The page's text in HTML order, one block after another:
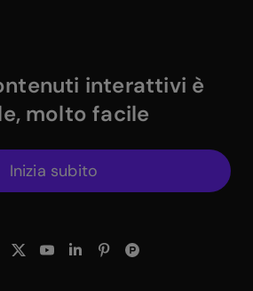
interattivi è
molto facile
Inizia subito
LinkLink
$X Link
$Youtube Link
$Linkedin Link
$Pinterest Link
$